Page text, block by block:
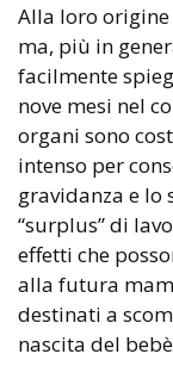
Alla loro
ma, più in
facilmente
nove mesi nel
organi sono
intenso per
gravidanza e lo
“surplus” di
effetti che
alla futura
destinati a
nascita del